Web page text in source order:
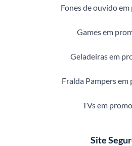
Fones de ouvido
Games em
Geladeiras em
Fralda Pampers em
TVs em
Site